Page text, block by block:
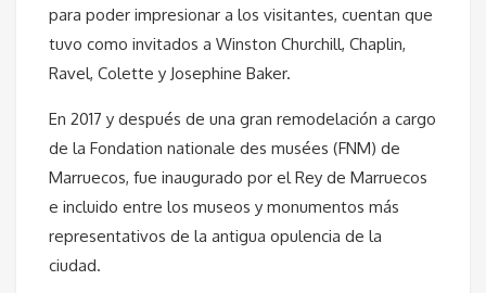
para poder impresionar a los visitantes, cuentan que
tuvo como invitados a Winston Churchill, Chaplin,
Ravel, Colette y Josephine Baker.
En 2017 y después de una gran remodelación a cargo
de la Fondation nationale des musées (FNM) de
Marruecos, fue inaugurado por el Rey de Marruecos
e incluido entre los museos y monumentos más
representativos de la antigua opulencia de la
ciudad.